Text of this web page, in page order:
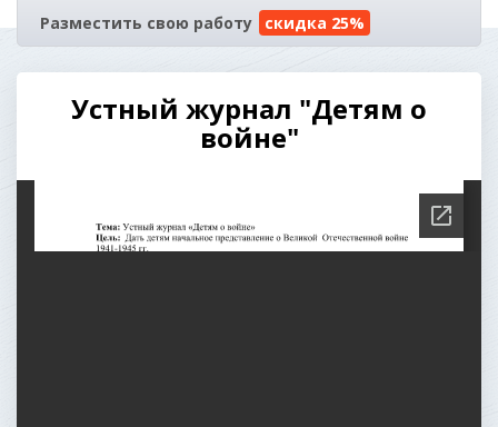
Разместить свою работу скидка 25%
Устный журнал "Детям о
войне"